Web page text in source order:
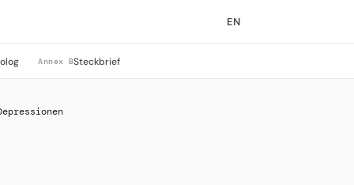
EN
Annex BSteckbrief